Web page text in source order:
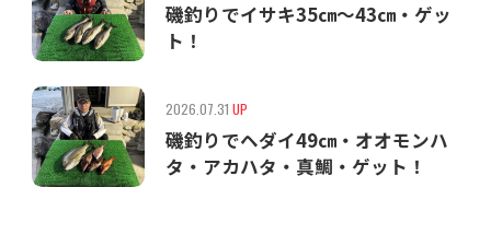
磯釣りでイサキ35㎝〜43㎝・ゲッ
ト！
2026.07.31 UP
磯釣りでヘダイ49㎝・オオモンハ
タ・アカハタ・真鯛・ゲット！